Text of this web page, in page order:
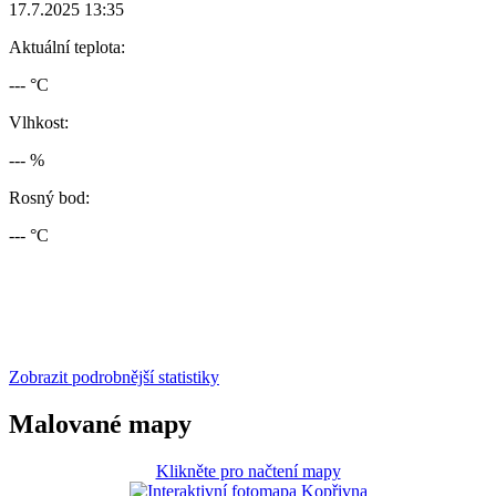
17.7.2025 13:35
Aktuální teplota:
--- °C
Vlhkost:
--- %
Rosný bod:
--- °C
Zobrazit podrobnější statistiky
Malované mapy
Klikněte pro načtení mapy